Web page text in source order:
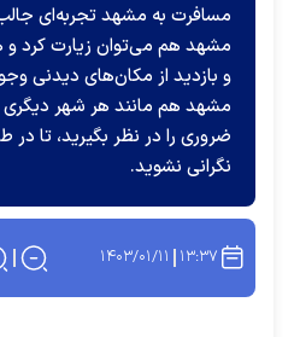
مسافرت به مشهد تجربه‌ای
مشهد هم می‌توان زیارت کرد و
و بازدید از مکان‌های دیدنی
مشهد هم مانند هر شهر دیگری
ضروری را در نظر بگیرید، تا
نگرانی نشوید.
۱۳:۳۷ ۱۴۰۳/۰۱/۱۱